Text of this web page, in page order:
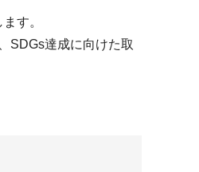
す。
SDGs達成に向けた取